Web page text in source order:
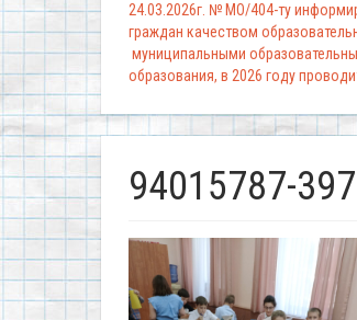
24.03.2026г. № МО/404-ту
граждан качеством
муниципальными
образования, в 2026 году
94015787-